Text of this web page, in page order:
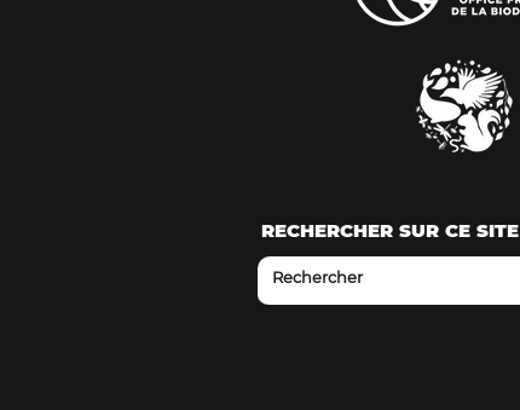
RECHERCHER SUR CE SITE